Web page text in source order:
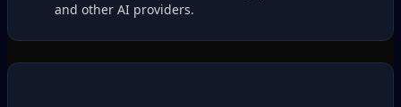
and other AI providers.